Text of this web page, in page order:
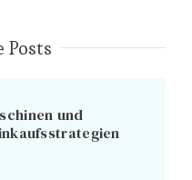
und